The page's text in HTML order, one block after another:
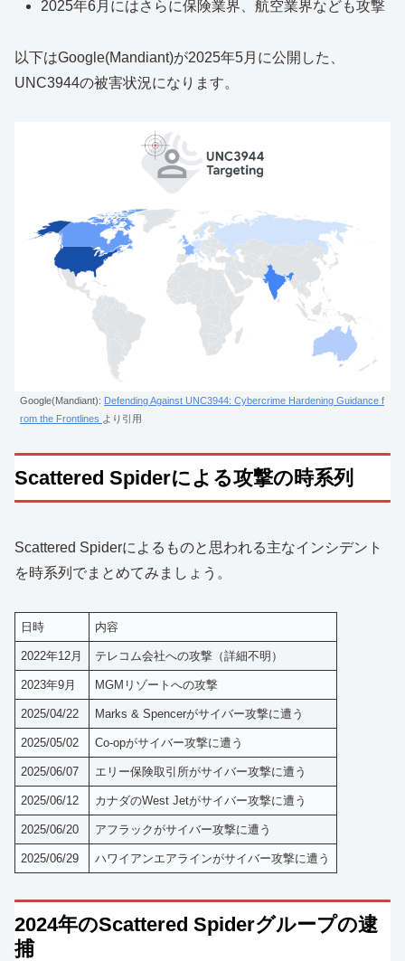
2025年6月にはさらに保険業界、航空業界なども攻撃
以下はGoogle(Mandiant)が2025年5月に公開した、
UNC3944の被害状況になります。
Google(Mandiant): Defending Against UNC3944: Cybercrime Hardening Guidance f
rom the Frontlines より引用
Scattered Spiderによる攻撃の時系列
Scattered Spiderによるものと思われる主なインシデント
を時系列でまとめてみましょう。
日時 内容
2022年12月 テレコム会社への攻撃（詳細不明）
2023年9月 MGMリゾートへの攻撃
2025/04/22 Marks & Spencerがサイバー攻撃に遭う
2025/05/02 Co-opがサイバー攻撃に遭う
2025/06/07 エリー保険取引所がサイバー攻撃に遭う
2025/06/12 カナダのWest Jetがサイバー攻撃に遭う
2025/06/20 アフラックがサイバー攻撃に遭う
2025/06/29 ハワイアンエアラインがサイバー攻撃に遭う
2024年のScattered Spiderグループの逮
捕